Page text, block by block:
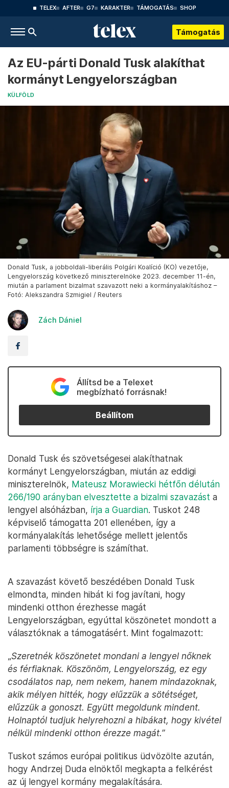
TELEX AFTER G7 KARAKTER TÁMOGATÁS SHOP
Támogatás
Az EU-párti Donald Tusk alakíthat
kormányt Lengyelországban
KÜLFÖLD
Donald Tusk, a jobboldali-liberális Polgári Koalíció (KO) vezetője,
Lengyelország következő miniszterelnöke 2023. december 11-én,
miután a parlament bizalmat szavazott neki a kormányalakításhoz –
Fotó: Alekszandra Szmigiel / Reuters
Zách Dániel
Állítsd be a Telexet
megbízható forrásnak!
Beállítom
Donald Tusk és szövetségesei alakíthatnak
kormányt Lengyelországban, miután az eddigi
miniszterelnök, Mateusz Morawiecki hétfőn délután
266/190 arányban elvesztette a bizalmi szavazást a
lengyel alsóházban, írja a Guardian. Tuskot 248
képviselő támogatta 201 ellenében, így a
kormányalakítás lehetősége mellett jelentős
parlamenti többségre is számíthat.
A szavazást követő beszédében Donald Tusk
elmondta, minden hibát ki fog javítani, hogy
mindenki otthon érezhesse magát
Lengyelországban, egyúttal köszönetet mondott a
választóknak a támogatásért. Mint fogalmazott:
„Szeretnék köszönetet mondani a lengyel nőknek
és férfiaknak. Köszönöm, Lengyelország, ez egy
csodálatos nap, nem nekem, hanem mindazoknak,
akik mélyen hitték, hogy elűzzük a sötétséget,
elűzzük a gonoszt. Együtt megoldunk mindent.
Holnaptól tudjuk helyrehozni a hibákat, hogy kivétel
nélkül mindenki otthon érezze magát.”
Tuskot számos európai politikus üdvözölte azután,
hogy Andrzej Duda elnöktől megkapta a felkérést
az új lengyel kormány megalakítására.